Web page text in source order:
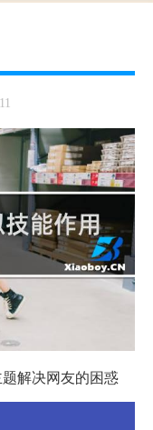
题解决网友的困惑